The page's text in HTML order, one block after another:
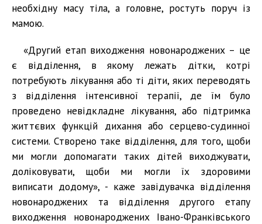
необхідну масу тіла, а головне, ростуть поруч із
мамою.
«Другий етап виходження новонароджених – це
є відділення, в якому лежать дітки, котрі
потребують лікування або ті діти, яких переводять
з відділення інтенсивної терапії, де їм було
проведено невідкладне лікування, або підтримка
життєвих функцій дихання або серцево-судинної
системи. Створено таке відділення, для того, щоби
ми могли допомагати таких дітей виходжувати,
доліковувати, щоби ми могли їх здоровими
виписати додому», - каже завідувачка відділення
новонароджених та відділення другого етапу
виходження новонароджених Івано-Франківського